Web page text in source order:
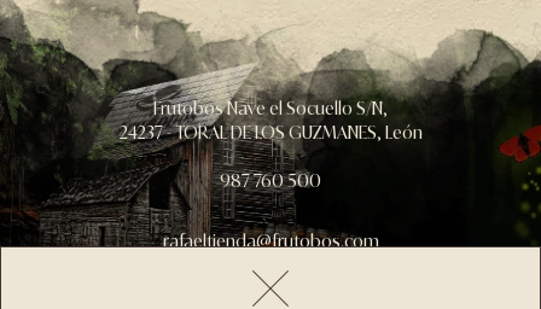
Frutobos Nave el Socuello S/N,
24237 - TORAL DE LOS GUZMANES, León
987 760 500
rafaeltienda@frutobos.com